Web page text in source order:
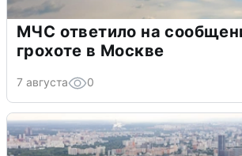
МЧС ответило на
грохоте в Москве
7 августа 0